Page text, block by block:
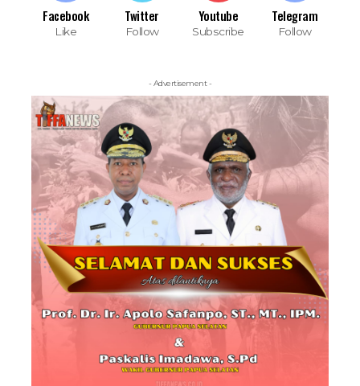
Facebook
Like
Twitter
Follow
Youtube
Subscribe
Telegram
Follow
- Advertisement -